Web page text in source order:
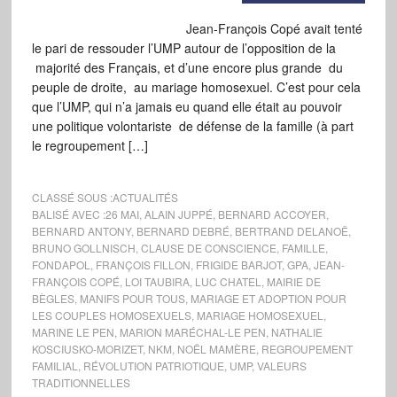
Jean-François Copé avait tenté
le pari de ressouder l’UMP autour de l’opposition de la
majorité des Français, et d’une encore plus grande du
peuple de droite, au mariage homosexuel. C’est pour cela
que l’UMP, qui n’a jamais eu quand elle était au pouvoir
une politique volontariste de défense de la famille (à part
le regroupement […]
CLASSÉ SOUS :ACTUALITÉS
BALISÉ AVEC :26 MAI, ALAIN JUPPÉ BERNARD ACCOYER
BERNARD ANTONY, BERNARD DEBRÉ BERTRAND DELANOË
BRUNO GOLLNISCH CLAUSE DE CONSCIENCE FAMILLE
FONDAPOL
FRANÇOIS FILLON FRIGIDE BARJOT, GPA, JEAN-
FRANÇOIS COPÉ LOI TAUBIRA, LUC CHATEL
MAIRIE DE
BÈGLES, MANIFS POUR TOUS, MARIAGE ET ADOPTION POUR
LES COUPLES HOMOSEXUELS, MARIAGE HOMOSEXUEL
MARINE LE PEN MARION MARÉCHAL-LE PEN NATHALIE
KOSCIUSKO-MORIZET, NKM NOËL MAMÈRE REGROUPEMENT
FAMILIAL
RÉVOLUTION PATRIOTIQUE UMP, VALEURS
TRADITIONNELLES